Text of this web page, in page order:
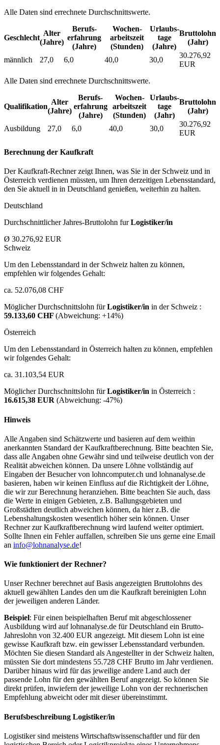
Alle Daten sind errechnete Durchschnittswerte.
Geschlecht
Alter
(Jahre)
Berufs­
erfahrung
(Jahre)
Wochen­
arbeitszeit
(Stunden)
Urlaubs­
tage
(Jahre)
Bruttolohn
(Jahr)
männlich 27,0 6,0 40,0 30,0
30.276,92
EUR
Alle Daten sind errechnete Durchschnittswerte.
Qualifikation
Alter
(Jahre)
Berufs­
erfahrung
(Jahre)
Wochen­
arbeitszeit
(Stunden)
Urlaubs­
tage
(Jahr)
Bruttolohn
(Jahr)
Ausbildung 27,0 6,0 40,0 30,0
30.276,92
EUR
Berechnung der Kaufkraft
Der Kaufkraft-Rechner zeigt Ihnen, was Sie in der Schweiz und in
Österreich verdienen müssten, um Ihren derzeitigen Lebensstandard,
den Sie aktuell in in Deutschland genießen, weiterhin zu halten.
Deutschland
Durchschnittlicher Jahres-Bruttolohn furLogistiker/in
Ø 30.276,92 EUR
Schweiz
Um den Lebensstandard in der Schweiz halten zu können,
empfehlen wir folgendes Gehalt:
ca. 52.076,08 CHF
Möglicher Durchschnittslohn fürLogistiker/in in der Schweiz :
59.133,60 CHF (Abweichung: +14%)
Österreich
Um den Lebensstandard in Österreich halten zu können, empfehlen
wir folgendes Gehalt:
ca. 31.103,54 EUR
Möglicher Durchschnittslohn fürLogistiker/in in Österreich :
16.615,38 EUR (Abweichung: -47%)
Hinweis
Alle Angaben sind Schätzwerte und basieren auf dem weithin
anerkannten Standard der Kaufkraftberechnung. Bitte beachten Sie,
dass alle Angaben ohne Gewähr sind und teilweise deutlich von der
Realität abweichen können. Da unsere Löhne vollständig auf
Eingaben der Besucher von lohncomputer.ch und lohnanalyse.de
basieren, haben wir keinen Einfluss auf die Richtigkeit der Löhne,
die wir zur Berechnung heranziehen. Bitte beachten Sie auch, dass
die Werte in einigen Gebieten, z.B. Ballungsgebieten und
Großstädten deutlich abweichen können, da hier z.B. die
Lebenshaltungskosten wesentlich höher sein können. Unser
Rechner zur Kaufkraftberechnung wird laufend weiter optimiert.
Sollte Ihnen ein Fehler auffallen, schreiben Sie uns gerne eine Email
an info@lohnanalyse.de!
Wie funktioniert der Rechner?
Unser Rechner berechnet auf Basis angezeigten Bruttolohns des
aktuell gewählten Landes den um die Kaufkraft bereinigten Lohn
der jeweiligen anderen Länder.
Beispiel: Für einen beispielhaften Beruf mit abgeschlossener
Ausbildung wird auf lohnanalyse.de für Deutschland ein Brutto-
Jahreslohn von 32.400 EUR angezeigt. Mit diesem Lohn ist eine
gewisse Kaufkraft bzw. ein gewisser Lebensstandard verbunden.
Möchten Sie diesen Standard als Angestellter in der Schweiz halten,
müssten Sie dort mindestens 55.728 CHF Brutto im Jahr verdienen.
Darüber hinaus wird für das jeweilige andere Land auch der
passende Lohn für den gewählten Beruf angezeigt. So können Sie
direkt prüfen, inwiefern der jeweilige Lohn von der rechnerischen
Empfehlung abweicht oder mit dieser übereinstimmt.
Berufsbeschreibung Logistiker/in
Logistiker sind meistens Wirtschaftswissenschaftler und für den